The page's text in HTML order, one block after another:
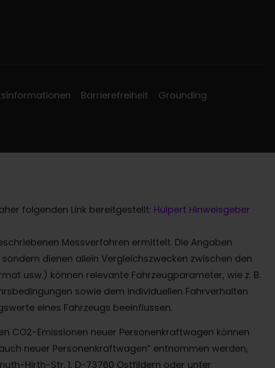
Barrierefreiheit
Grounding
folgenden Link bereitgestellt: Hülpert Hinweisgeber
Messverfahren ermittelt. Die Angaben
dienen allein Vergleichszwecken zwischen den
usw.) können relevante Fahrzeugparameter, wie z. B.
sowie dem individuellen Fahrverhalten
eines Fahrzeugs beeinflussen.
CO2-Emissionen neuer Personenkraftwagen können
neuer Personenkraftwagen“ entnommen werden,
Hirth-Str. 1, D-73760 Ostfildern oder unter
Termin online buchen